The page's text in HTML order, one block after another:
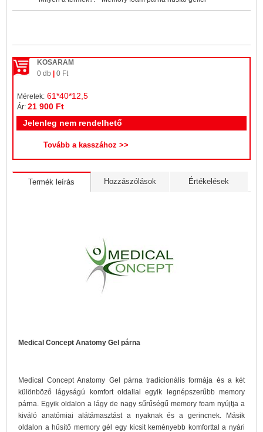
KOSARAM
0 db
0 Ft
Méretek: 61*40*12,5
Ár: 21 900 Ft
Jelenleg nem rendelhető
Termék leírás Hozzászólások Értékelések
Medical Concept Anatomy Gel párna
Medical Concept Anatomy Gel párna tradicionális formája és a két
különböző lágyságú komfort oldallal egyik legnépszerűbb memory
párna. Egyik oldalon a lágy de nagy sűrűségű memory foam nyújtja a
kiváló anatómiai alátámasztást a nyaknak és a gerincnek. Másik
oldalon a hűsítő memory gél egy kicsit keményebb komforttal a nyári